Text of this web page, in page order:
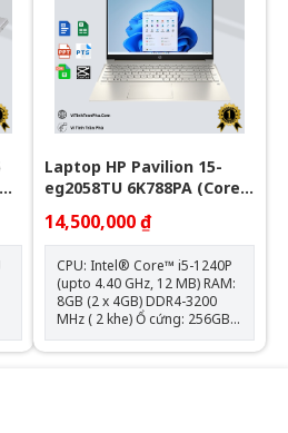
(Bạc) OS Windows 11 Home
SL
Laptop HP Pavilion 15-
eg2058TU 6K788PA (Core
i5-1240P | 8GB | 256GB |
Intel Iris Xe | 15.6 inch
FHD | Windows 11 | Vàng)
14,500,000 ₫
CPU: Intel® Core™ i5-1240P
(upto 4.40 GHz, 12 MB) RAM:
8GB (2 x 4GB) DDR4-3200
MHz ( 2 khe) Ổ cứng: 256GB
PCIe® NVMe™ M.2 SSD VGA:
Intel® Iris® Xe Graphics